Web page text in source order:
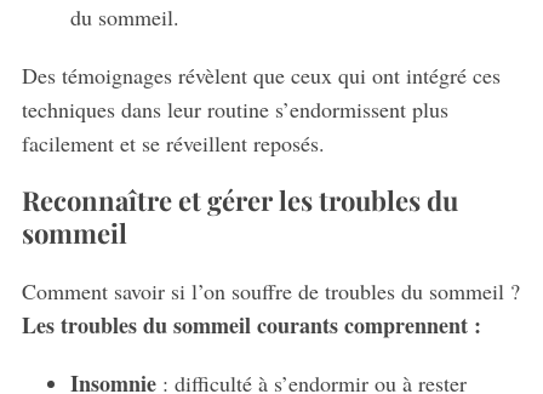
du sommeil.
Des témoignages révèlent que ceux qui ont intégré ces
techniques dans leur routine s’endormissent plus
facilement et se réveillent reposés.
Reconnaître et gérer les troubles du
sommeil
Comment savoir si l’on souffre de troubles du sommeil ?
Les troubles du sommeil courants comprennent :
Insomnie: difficulté à s’endormir ou à rester